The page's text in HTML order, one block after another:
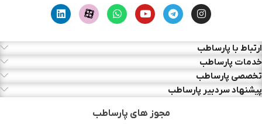
ارتباط با پارساطب
خدمات پارساطب
تخصصی پارساطب
پیشنهاد سردبیر پارساطب
مجوز های پارساطب